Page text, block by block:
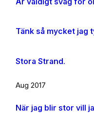
Tänk så mycket jag
Stora Strand.
Aug 2017